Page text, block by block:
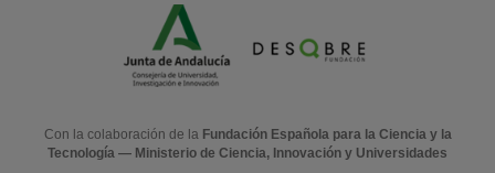
Con la colaboración de la Fundación Española para la Ciencia y la
Tecnología — Ministerio de Ciencia, Innovación y Universidades